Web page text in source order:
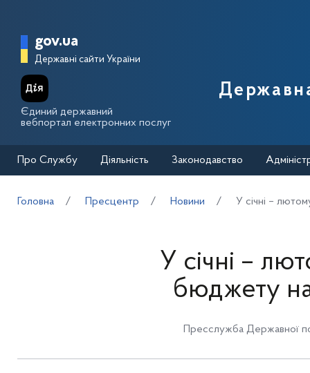
Головна сторінка Державної
gov.ua
Державні сайти України
Єдиний державний
вебпортал електронних послуг
Про Службу Діяльність Законодавство
Головна Пресцентр Новини У січні –
У січні –
бюджету
Пресслужба Державної